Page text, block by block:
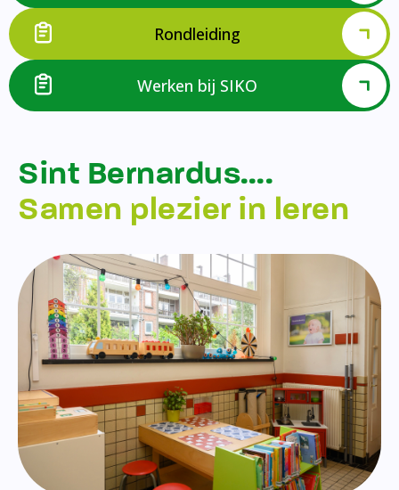
Rondleiding
Werken bij SIKO
Sint Bernardus….
Samen plezier in leren